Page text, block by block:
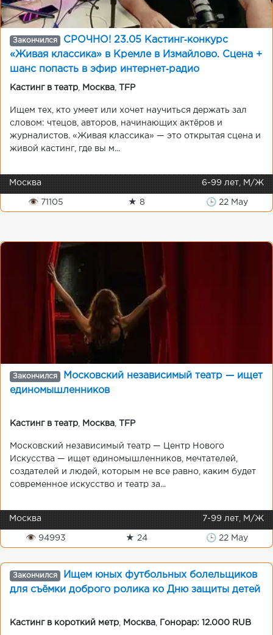
Закончился
СРОЧНО! 23.05 Кастинг‑конкурс
«Живая классика» в Кремле в Измайлово. Сцена +
шанс попасть в эфир интернет‑радио
«ПРОКАСТ»
Кастинг в театр Москва TFP
Ищем тех, кто умеет или хочет научиться держать зал
словом: чтецов, авторов, начинающих актёров и
журналистов. «Живая классика» — это открытая сцена и
живой кастинг, где вы м...
Москва 6-99 лет, М/Ж
👁 71105 ★ 8 🕒 22 May
Закончился
Московский независимый театр — ищет
единомышленников
Кастинг в театр Москва TFP
Московский независимый театр — Центр Нового
Искусства — ищет единомышленников, мечтателей,
создателей и людей, которым не все равно, каким будет
современное искусство и театр за...
Москва 7-99 лет, М/Ж
👁 94993 ★ 24 🕒 22 May
Закончился
Ищем юных футбольных болельщиков
для съёмки доброго ролика ко Дню защиты детей
Кастинг в короткий метр Москва Гонорар: 12.000 RUB